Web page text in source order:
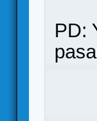
PD: